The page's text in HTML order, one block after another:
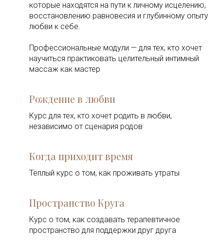
которые находятся на пути к личному исцелению,
восстановлению равновесия и глубинному опыту
любви к себе.
Профессиональные модули — для тех, кто хочет
научиться практиковать целительный интимный
массаж как мастер
Рождение в любви
Курс для тех, кто хочет родить в любви,
независимо от сценария родов
Когда приходит время
Тёплый курс о том, как проживать утраты
Пространство Круга
Курс о том, как создавать терапевтичное
пространство для поддержки друг друга